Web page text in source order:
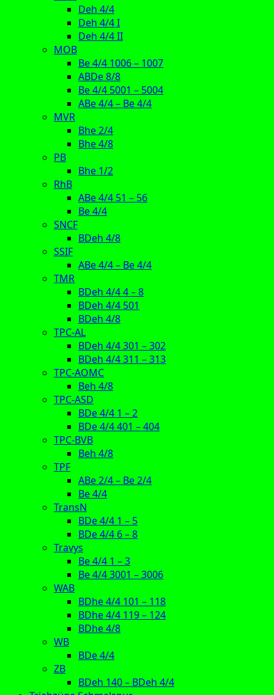
Deh 4/4
Deh 4/4 I
Deh 4/4 II
MOB
Be 4/4 1006 – 1007
ABDe 8/8
Be 4/4 5001 – 5004
ABe 4/4 – Be 4/4
MVR
Bhe 2/4
Bhe 4/8
PB
Bhe 1/2
RhB
ABe 4/4 51 – 56
Be 4/4
SNCF
BDeh 4/8
SSIF
ABe 4/4 – Be 4/4
TMR
BDeh 4/4 4 – 8
BDeh 4/4 501
BDeh 4/8
TPC-AL
BDeh 4/4 301 – 302
BDeh 4/4 311 – 313
TPC-AOMC
Beh 4/8
TPC-ASD
BDe 4/4 1 – 2
BDe 4/4 401 – 404
TPC-BVB
Beh 4/8
TPF
ABe 2/4 – Be 2/4
Be 4/4
TransN
BDe 4/4 1 – 5
BDe 4/4 6 – 8
Travys
Be 4/4 1 – 3
Be 4/4 3001 – 3006
WAB
BDhe 4/4 101 – 118
BDhe 4/4 119 – 124
BDhe 4/8
WB
BDe 4/4
ZB
BDeh 140 – BDeh 4/4